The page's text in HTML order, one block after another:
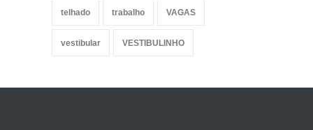
telhado trabalho VAGAS
vestibular VESTIBULINHO